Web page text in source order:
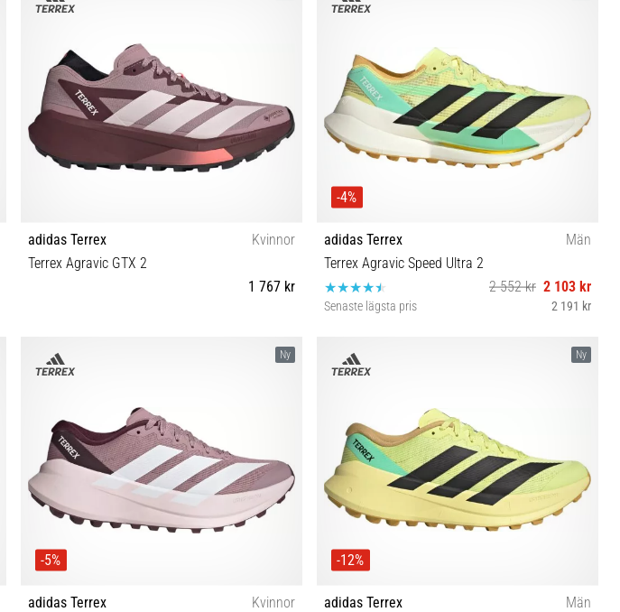
adidas Terrex
Kvinnor
Terrex Agravic GTX 2
1 767 kr
36⅔ 37⅓ 38 38⅔ 39⅓ 40 40⅔ 41⅓ 42 42⅔ 43⅓
-4%
adidas Terrex
Män
Terrex Agravic Speed Ultra 2
2 552 kr 2 103 kr
Senaste lägsta pris 2 191 kr
40⅔ 41⅓ 42 42⅔ 43⅓ 44 44⅔ 45⅓ 46 46⅔ 47⅓
Ny
-5%
adidas Terrex
Kvinnor
Ny
-12%
adidas Terrex
Män